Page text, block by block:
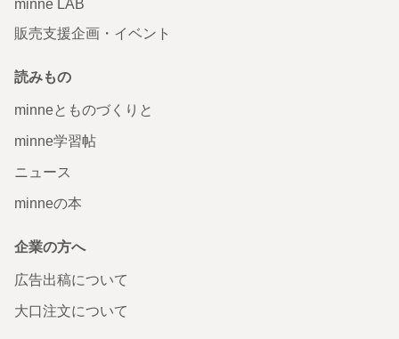
minne LAB
販売支援企画・イベント
読みもの
minneとものづくりと
minne学習帖
ニュース
minneの本
企業の方へ
広告出稿について
大口注文について